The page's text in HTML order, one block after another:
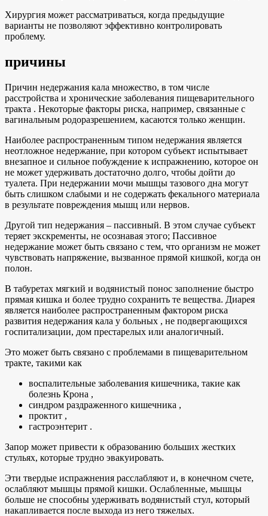
Хирургия может рассматриваться, когда предыдущие
варианты не позволяют эффективно контролировать
проблему.
причины
Причин недержания кала множество, в том числе
расстройства и хронические заболевания пищеварительного
тракта . Некоторые факторы риска, например, связанные с
вагинальным родоразрешением, касаются только женщин.
Наиболее распространенным типом недержания является
неотложное недержание, при котором субъект испытывает
внезапное и сильное побуждение к испражнению, которое он
не может удерживать достаточно долго, чтобы дойти до
туалета. При недержании мочи мышцы тазового дна могут
быть слишком слабыми и не содержать фекального материала
в результате повреждения мышц или нервов.
Другой тип недержания – пассивный. В этом случае субъект
теряет экскременты, не осознавая этого; Пассивное
недержание может быть связано с тем, что организм не может
чувствовать напряжение, вызванное прямой кишкой, когда он
полон.
В табуретах мягкий и водянистый понос заполнение быстро
прямая кишка и более трудно сохранить те вещества. Диарея
является наиболее распространенным фактором риска
развития недержания кала у больных , не подвергающихся
госпитализации, дом престарелых или аналогичный.
Это может быть связано с проблемами в пищеварительном
тракте, такими как
воспалительные заболевания кишечника, такие как
болезнь Крона ,
синдром раздраженного кишечника ,
проктит ,
гастроэнтерит .
Запор может привести к образованию больших жестких
стульях, которые трудно эвакуировать.
Эти твердые испражнения расслабляют и, в конечном счете,
ослабляют мышцы прямой кишки. Ослабленные, мышцы
больше не способны удерживать водянистый стул, который
накапливается после выхода из него тяжелых.